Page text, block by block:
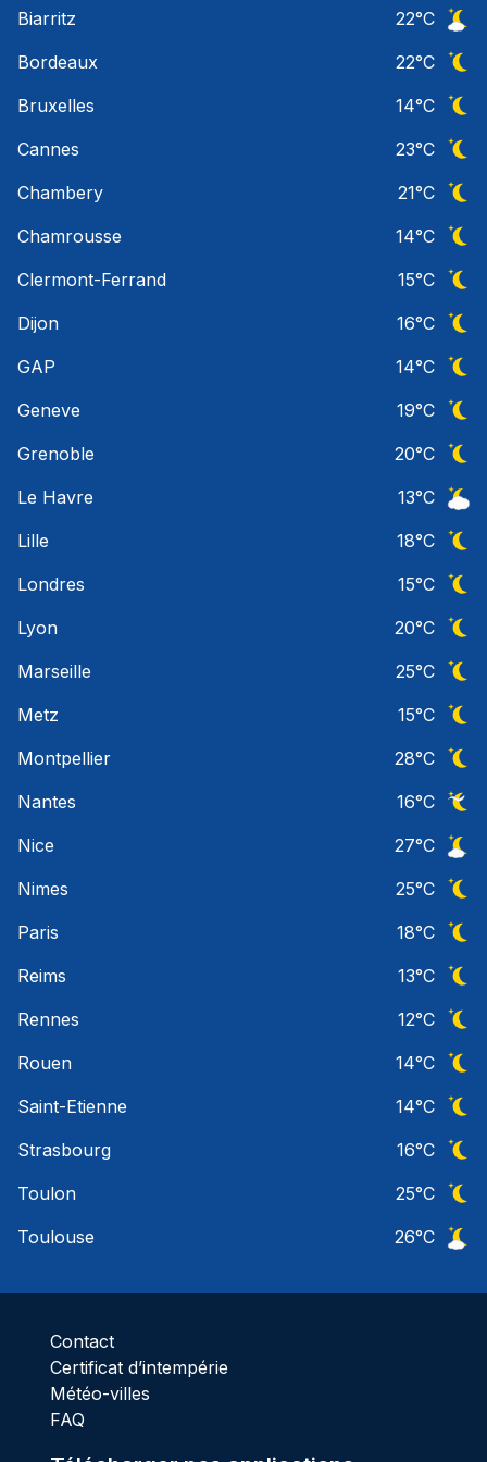
Biarritz
22°C
Bordeaux
22°C
Bruxelles
14°C
Cannes
23°C
Chambery
21°C
Chamrousse
14°C
Clermont-Ferrand
15°C
Dijon
16°C
GAP
14°C
Geneve
19°C
Grenoble
20°C
Le Havre
13°C
Lille
18°C
Londres
15°C
Lyon
20°C
Marseille
25°C
Metz
15°C
Montpellier
28°C
Nantes
16°C
Nice
27°C
Nimes
25°C
Paris
18°C
Reims
13°C
Rennes
12°C
Rouen
14°C
Saint-Etienne
14°C
Strasbourg
16°C
Toulon
25°C
Toulouse
26°C
Contact
Certificat d’intempérie
Météo-villes
FAQ